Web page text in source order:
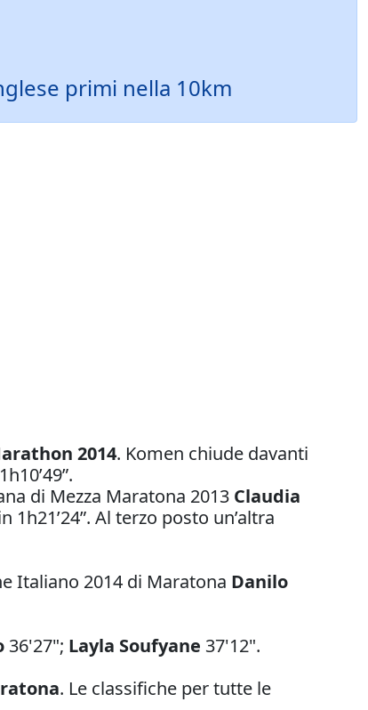
primi nella 10km
2014. Komen chiude davanti
di Mezza Maratona 2013 Claudia
1h21’24”. Al terzo posto un’altra
Italiano 2014 di Maratona Danilo
36'27"; Layla Soufyane 37'12".
. Le classifiche per tutte le